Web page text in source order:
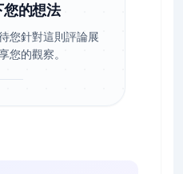
您的想法
您針對這則評論展
您的觀察。